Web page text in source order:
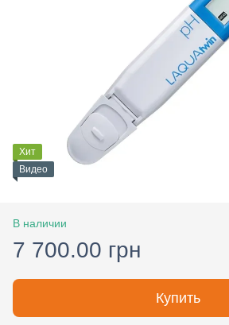
Хит
Видео
В наличии
7 700.00 грн
Купить